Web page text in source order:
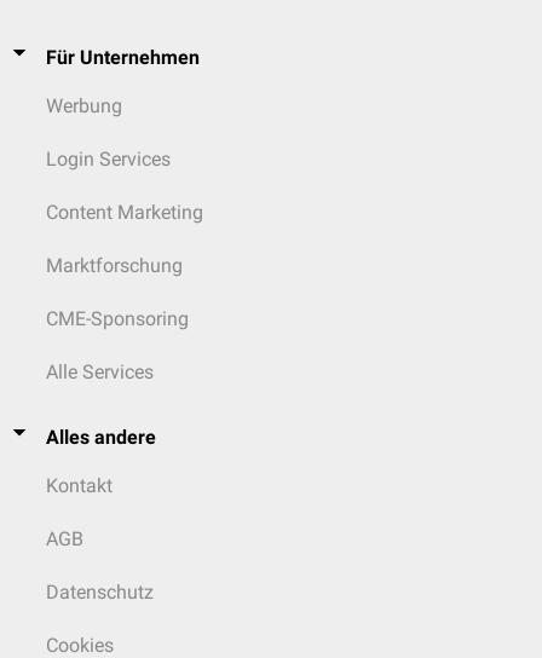
Für Unternehmen
Werbung
Login Services
Content Marketing
Marktforschung
CME-Sponsoring
Alle Services
Alles andere
Kontakt
AGB
Datenschutz
Cookies